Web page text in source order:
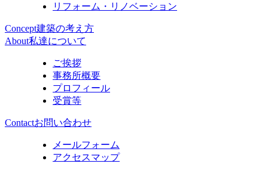
リフォーム・リノベーション
Concept建築の考え方
About私達について
ご挨拶
事務所概要
プロフィール
受賞等
Contactお問い合わせ
メールフォーム
アクセスマップ